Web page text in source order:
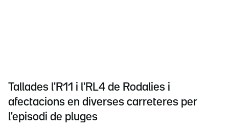
Tallades l'R11 i l'RL4 de Rodalies i
afectacions en diverses carreteres per
l'episodi de pluges